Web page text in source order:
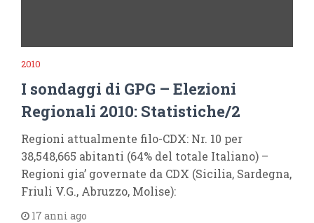
2010
I sondaggi di GPG – Elezioni
Regionali 2010: Statistiche/2
Regioni attualmente filo-CDX: Nr. 10 per
38,548,665 abitanti (64% del totale Italiano) –
Regioni gia’ governate da CDX (Sicilia, Sardegna,
Friuli V.G., Abruzzo, Molise):
17 anni ago